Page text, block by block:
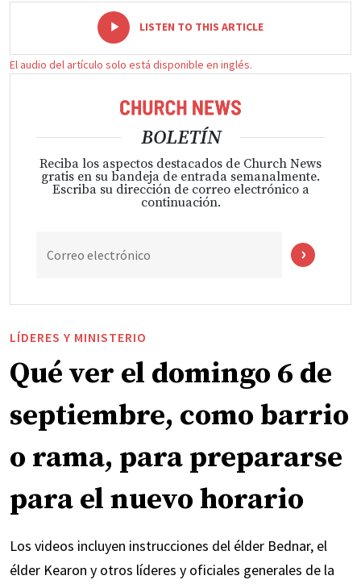
LISTEN TO THIS ARTICLE
El audio del artículo solo está disponible en inglés.
BOLETÍN
Reciba los aspectos destacados de Church News
gratis en su bandeja de entrada semanalmente.
Escriba su dirección de correo electrónico a
continuación.
Correo electrónico
LÍDERES Y MINISTERIO
Qué ver el domingo 6 de
septiembre, como barrio
o rama, para prepararse
para el nuevo horario
Los videos incluyen instrucciones del élder Bednar, el
élder Kearon y otros líderes y oficiales generales de la